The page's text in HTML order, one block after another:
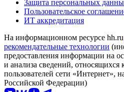
Защита персональных
Пользовательское
ИТ аккредитация
На информационном ресурсе hh.ru
рекомендательные технологии
предоставления информации на
и анализа сведений, относящихся
пользователей сети «Интернет»,
Российской Федерации)